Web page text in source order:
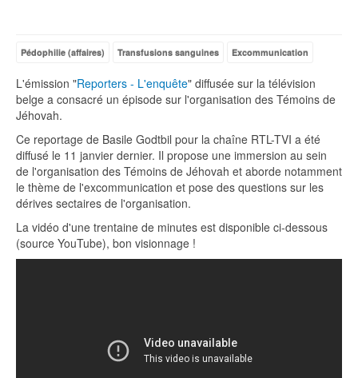
Pédophilie (affaires) Transfusions sanguines Excommunication
L'émission "Reporters - L'enquête" diffusée sur la télévision
belge a consacré un épisode sur l'organisation des Témoins de
Jéhovah.
Ce reportage de Basile Godtbil pour la chaîne RTL-TVI a été
diffusé le 11 janvier dernier. Il propose une immersion au sein
de l'organisation des Témoins de Jéhovah et aborde notamment
le thème de l'excommunication et pose des questions sur les
dérives sectaires de l'organisation.
La vidéo d'une trentaine de minutes est disponible ci-dessous
(source YouTube), bon visionnage !